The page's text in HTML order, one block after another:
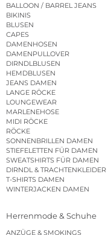
BALLOON / BARREL JEANS
BIKINIS
BLUSEN
CAPES
DAMENHOSEN
DAMENPULLOVER
DIRNDLBLUSEN
HEMDBLUSEN
JEANS DAMEN
LANGE RÖCKE
LOUNGEWEAR
MARLENEHOSE
MIDI RÖCKE
RÖCKE
SONNENBRILLEN DAMEN
STIEFELETTEN FÜR DAMEN
SWEATSHIRTS FÜR DAMEN
DIRNDL & TRACHTENKLEIDER
T-SHIRTS DAMEN